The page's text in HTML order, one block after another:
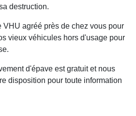
destruction.
VHU agréé près de chez vous pour
vieux véhicules hors d'usage pour
d'épave est gratuit et nous
disposition pour toute information